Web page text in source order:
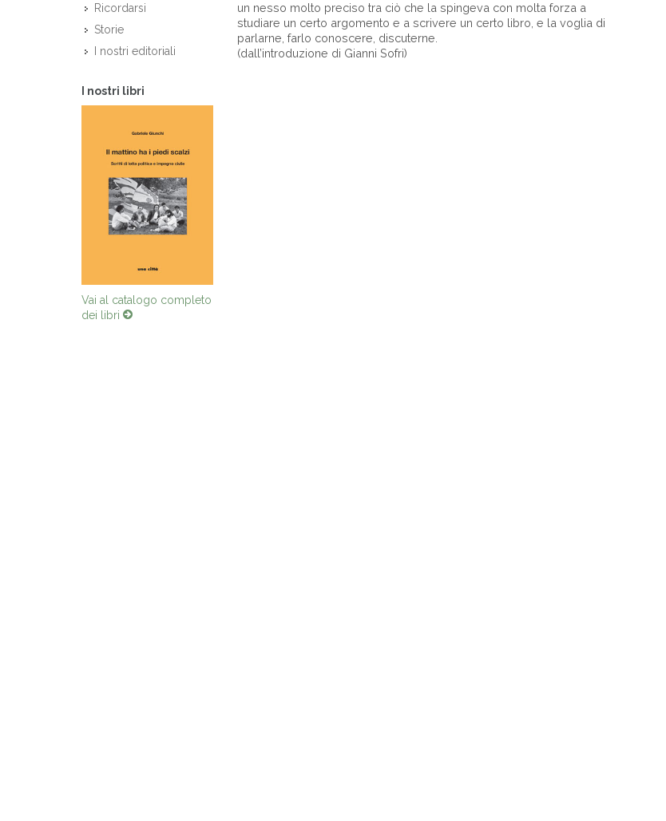
Ricordarsi
Storie
I nostri editoriali
I nostri libri
Vai al catalogo completo
dei libri
un nesso molto preciso tra ciò che la spingeva con molta forza a
studiare un certo argomento e a scrivere un certo libro, e la voglia di
parlarne, farlo conoscere, discuterne.
(dall’introduzione di Gianni Sofri)